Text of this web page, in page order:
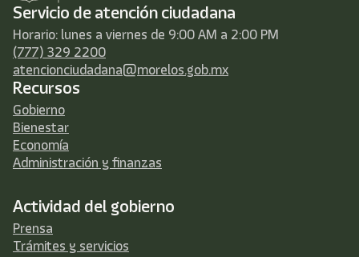
Servicio de atención ciudadana
Horario: lunes a viernes de 9:00 AM a 2:00 PM
(777) 329 2200
atencionciudadana@morelos.gob.mx
Recursos
Gobierno
Bienestar
Economía
Administración y finanzas
Actividad del gobierno
Prensa
Trámites y servicios